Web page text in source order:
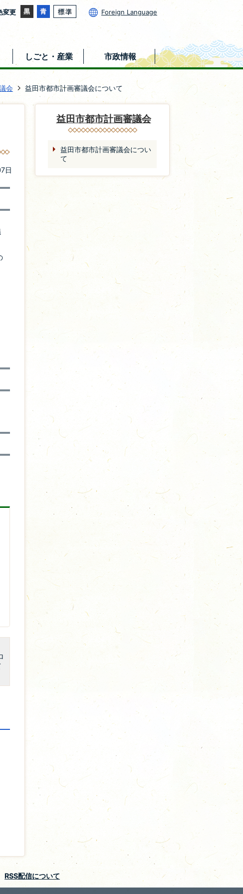
変更 Foreign Language
しごと・産業 市政情報
会 益田市都市計画審議会について
日
益田市都市計画審議会
益田市都市計画審議会につい
て
RSS配信について